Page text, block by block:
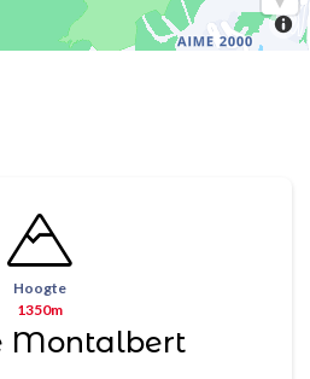
Hoogte
1350m
Montalbert